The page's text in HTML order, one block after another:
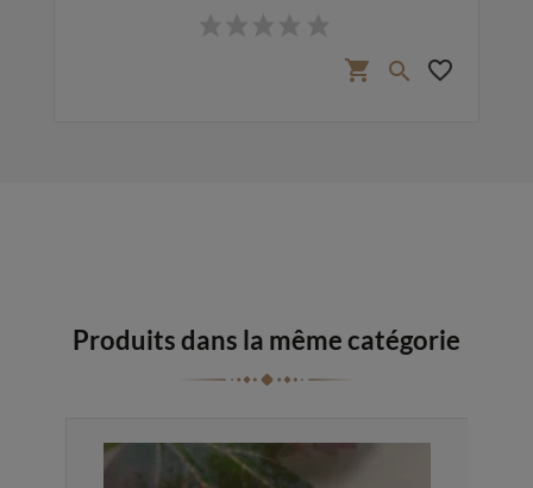
shopping_cart  favorite_border
Produits dans la même catégorie